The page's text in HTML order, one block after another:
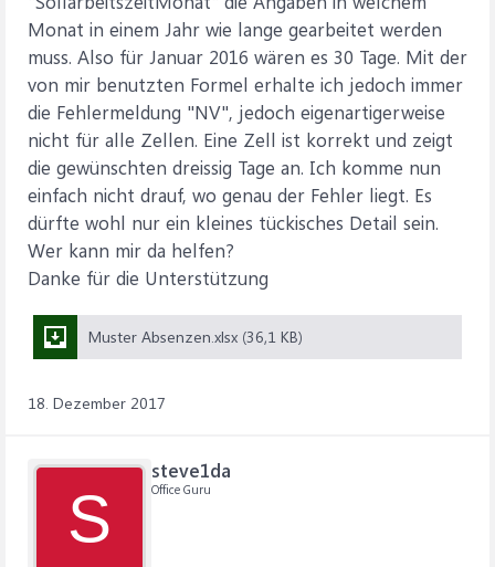
Monat in einem Jahr wie lange gearbeitet werden
muss. Also für Januar 2016 wären es 30 Tage. Mit der
von mir benutzten Formel erhalte ich jedoch immer
die Fehlermeldung "NV", jedoch eigenartigerweise
nicht für alle Zellen. Eine Zell ist korrekt und zeigt
die gewünschten dreissig Tage an. Ich komme nun
einfach nicht drauf, wo genau der Fehler liegt. Es
dürfte wohl nur ein kleines tückisches Detail sein.
Wer kann mir da helfen?
Danke für die Unterstützung
Muster Absenzen.xlsx (36,1 KB)
18. Dezember 2017
S
steve1da
Office Guru